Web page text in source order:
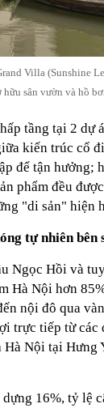
Villa (Sunshine
hữu sân vườn và hồ
tầng tại 2 dự
kiến trúc cổ
để tận hưởng;
phẩm đều
"di sản" hiện
tự nhiên bên
Ngọc Hồi và
Nội hơn
nội đô qua
trực tiếp từ các
Nội tại Hưng
16%, tỷ lệ